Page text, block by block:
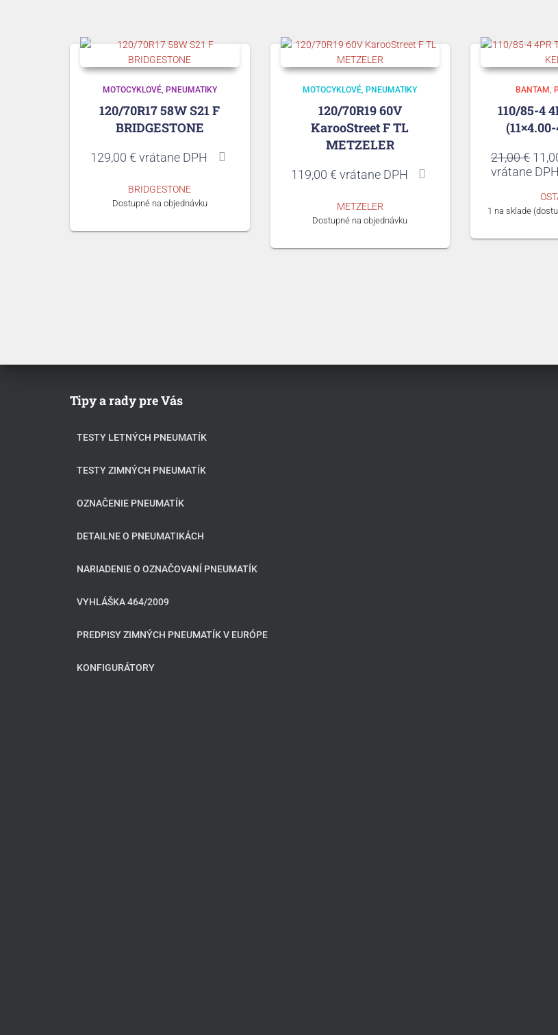
MOTOCYKLOVÉ PNEUMATIKY
120/70R17 58W S21 F
BRIDGESTONE
129,00 € vrátane DPH
BRIDGESTONE
Dostupné na objednávku
MOTOCYKLOVÉ PNEUMATIKY
120/70R19 60V
KarooStreet F TL
METZELER
119,00 € vrátane DPH
METZELER
Dostupné na objednávku
BANTAM
110/85-4
21,00€
cena
vrátane DPH
1 na sklade
Tipy a rady pre Vás
TESTY LETNÝCH PNEUMATÍK
TESTY ZIMNÝCH PNEUMATÍK
OZNAČENIE PNEUMATÍK
DETAILNE O PNEUMATIKÁCH
NARIADENIE O OZNAČOVANÍ PNEUMATÍK
VYHLÁŠKA 464/2009
PREDPISY ZIMNÝCH PNEUMATÍK V EURÓPE
KONFIGURÁTORY